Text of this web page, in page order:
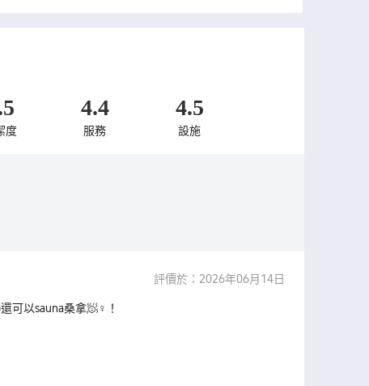
度
4.4
服務
4.5
設施
評價於：2026年06月14日
可以sauna桑拿🧖♀️！